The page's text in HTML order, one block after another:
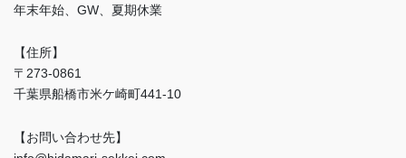
年末年始、GW、夏期休業
【住所】
〒273-0861
千葉県船橋市米ケ崎町441-10
【お問い合わせ先】